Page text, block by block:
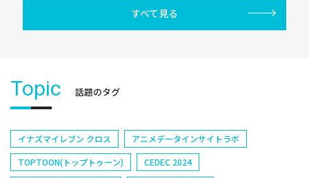
すべて見る
Topic 話題のタグ
イナズマイレブン クロス
アニメデータインサイトラボ
TOPTOON(トップトゥーン)
CEDEC 2024